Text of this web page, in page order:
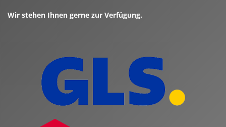
Wir stehen Ihnen gerne zur Verfügung.